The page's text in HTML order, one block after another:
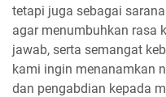
tetapi juga sebagai
agar menumbuhkan rasa
jawab, serta semangat
kami ingin menanamkan
dan pengabdian kepada